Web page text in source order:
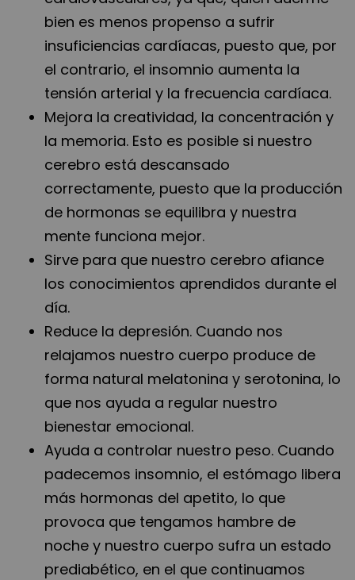
bien es menos propenso a sufrir
insuficiencias cardíacas, puesto que, por
el contrario, el insomnio aumenta la
tensión arterial y la frecuencia cardíaca.
Mejora la creatividad, la concentración y
la memoria. Esto es posible si nuestro
cerebro está descansado
correctamente, puesto que la producción
de hormonas se equilibra y nuestra
mente funciona mejor.
Sirve para que nuestro cerebro afiance
los conocimientos aprendidos durante el
día.
Reduce la depresión. Cuando nos
relajamos nuestro cuerpo produce de
forma natural melatonina y serotonina, lo
que nos ayuda a regular nuestro
bienestar emocional.
Ayuda a controlar nuestro peso. Cuando
padecemos insomnio, el estómago libera
más hormonas del apetito, lo que
provoca que tengamos hambre de
noche y nuestro cuerpo sufra un estado
prediabético, en el que continuamos